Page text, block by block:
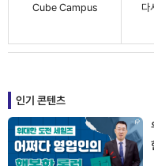
Cube Campus 다
인기 콘텐츠